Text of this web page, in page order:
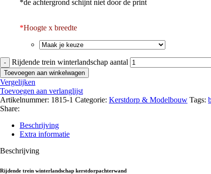
*de achtergrond schijnt niet door de print
*Hoogte x breedte
Rijdende trein winterlandschap aantal
Toevoegen aan winkelwagen
Vergelijken
Toevoegen aan verlanglijst
Artikelnummer: 1815-1 Categorie: Kerstdorp & Modelbouw Tags:
Share:
Beschrijving
Extra informatie
Beschrijving
Rijdende trein winterlandschap kerstdorpachterwand